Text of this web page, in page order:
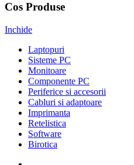
Cos Produse
Inchide
Laptopuri
Sisteme PC
Monitoare
Componente PC
Periferice si accesorii
Cabluri si adaptoare
Imprimanta
Retelistica
Software
Birotica